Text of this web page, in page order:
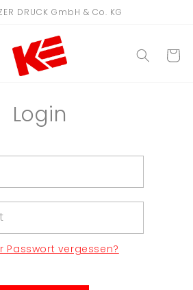
DRUCK GmbH & Co. KG
Login
Passwort vergessen?